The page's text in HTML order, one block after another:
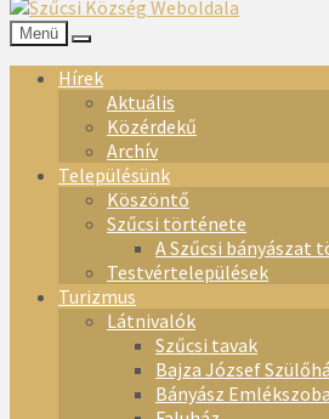
Menü
Hírek
Aktuális
Közérdekű
Archív
Településünk
Köszöntő
Szűcsi története
A Szűcsi bányászat
Testvértelepülések
Turizmus
Látnivalók
Szűcsi tavak
Bajza József
Bányász Emlékszoba